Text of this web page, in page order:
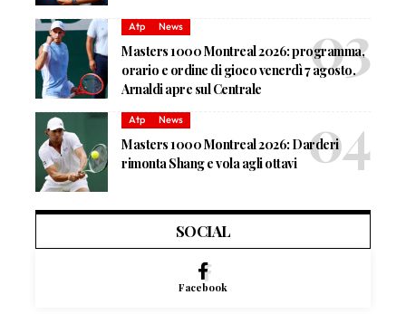
Atp News
Masters 1000 Montreal 2026: programma,
orario e ordine di gioco venerdì 7 agosto.
Arnaldi apre sul Centrale
Atp News
Masters 1000 Montreal 2026: Darderi
rimonta Shang e vola agli ottavi
SOCIAL
Facebook